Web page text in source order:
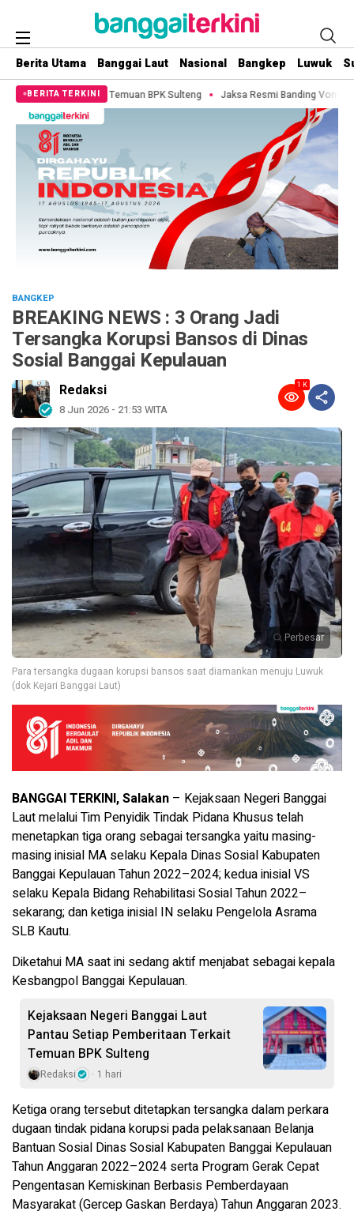
Berita Utama Banggai Laut Nasional Bangkep Luwuk
BERITA TERKINI
BPK Sulteng Jaksa Resmi Banding Vonis NM, SF dan ASD, Kasus
BANGKEP
BREAKING NEWS : 3 Orang Jadi
Tersangka Korupsi Bansos di Dinas
Sosial Banggai Kepulauan
Redaksi
8 Jun 2026 - 21:53 WITA
1 K
Perbesar
Para tersangka dugaan korupsi bansos saat diamankan menuju Luwuk
(dok Kejari Banggai Laut)
BANGGAI TERKINI, Salakan – Kejaksaan Negeri Banggai
Laut melalui Tim Penyidik Tindak Pidana Khusus telah
menetapkan tiga orang sebagai tersangka yaitu masing-
masing inisial MA selaku Kepala Dinas Sosial Kabupaten
Banggai Kepulauan Tahun 2022–2024; kedua inisial VS
selaku Kepala Bidang Rehabilitasi Sosial Tahun 2022–
sekarang; dan ketiga inisial IN selaku Pengelola Asrama
SLB Kautu.
Diketahui MA saat ini sedang aktif menjabat sebagai kepala
Kesbangpol Banggai Kepulauan.
Kejaksaan Negeri Banggai Laut
Pantau Setiap Pemberitaan Terkait
Temuan BPK Sulteng
Redaksi 1 hari
Ketiga orang tersebut ditetapkan tersangka dalam perkara
dugaan tindak pidana korupsi pada pelaksanaan Belanja
Bantuan Sosial Dinas Sosial Kabupaten Banggai Kepulauan
Tahun Anggaran 2022–2024 serta Program Gerak Cepat
Pengentasan Kemiskinan Berbasis Pemberdayaan
Masyarakat (Gercep Gaskan Berdaya) Tahun Anggaran 2023.